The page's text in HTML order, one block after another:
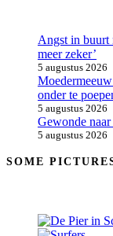
Angst in buurt
meer zeker’
5 augustus 2026
onder te
5 augustus 2026
Gewonde
5 augustus 2026
SOME